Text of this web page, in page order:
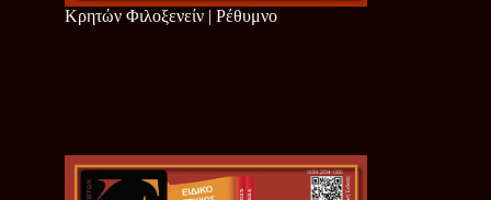
Κρητών Φιλοξενείν | Ρέθυμνο